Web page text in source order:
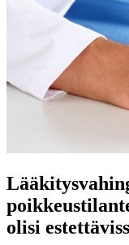
olisi